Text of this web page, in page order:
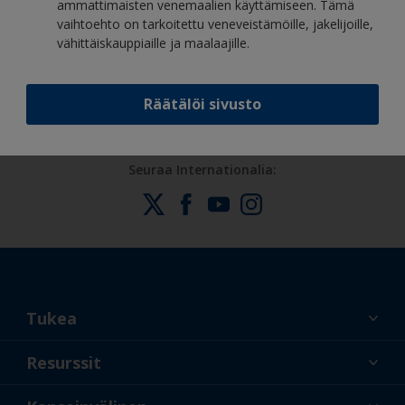
ammattimaisten venemaalien käyttämiseen. Tämä
vaihtoehto on tarkoitettu veneveistämöille, jakelijoille,
vähittäiskauppiaille ja maalaajille.
Räätälöi sivusto
Hyödy jatkuvasta innovaatiostamme ja
tieteellisestä asiantuntemuksestamme
Seuraa Internationalia:
Tukea
Tietoa meistä
Resurssit
Uusi